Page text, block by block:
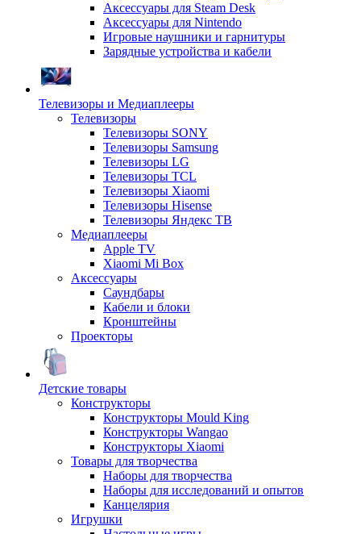
Аксессуары для Steam Desk
Аксессуары для Nintendo
Игровые наушники и гарнитуры
Зарядные устройства и кабели
Телевизоры и Медиаплееры
Телевизоры
Телевизоры SONY
Телевизоры Samsung
Телевизоры LG
Телевизоры TCL
Телевизоры Xiaomi
Телевизоры Hisense
Телевизоры Яндекс ТВ
Медиаплееры
Apple TV
Xiaomi Mi Box
Аксессуары
Саундбары
Кабели и блоки
Кронштейны
Проекторы
Детские товары
Конструкторы
Конструкторы Mould King
Конструкторы Wangao
Конструкторы Xiaomi
Товары для творчества
Наборы для творчества
Наборы для исследований и опытов
Канцелярия
Игрушки